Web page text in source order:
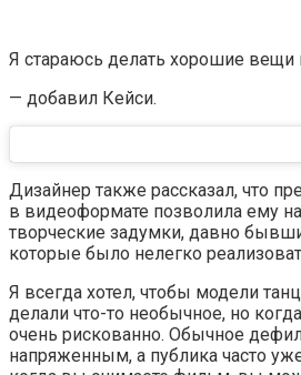
Я стараюсь делать хорошие вещи
— добавил Кейси.
Дизайнер также рассказал, что
в видеоформате позволила ему
творческие задумки, давно
которые было нелегко
Я всегда хотел, чтобы модели
делали что-то необычное, но
очень рискованно. Обычное
напряженным, а публика часто